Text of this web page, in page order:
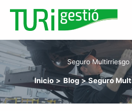
contenido
Seguro Multirriesgo
Inicio Blog Seguro